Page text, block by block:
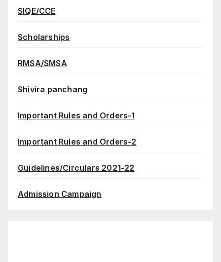
SIQE/CCE
Scholarships
RMSA/SMSA
Shivira panchang
Important Rules and Orders-1
Important Rules and Orders-2
Guidelines/Circulars 2021-22
Admission Campaign